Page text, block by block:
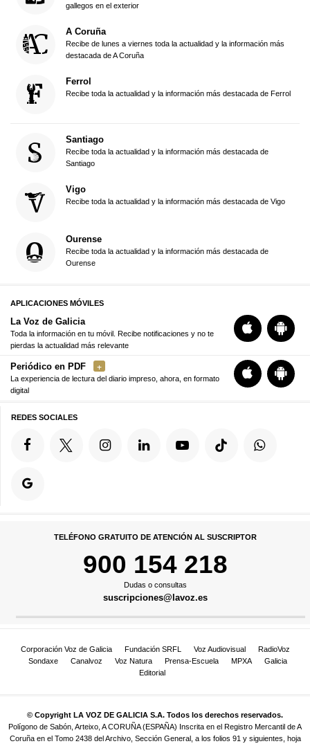
gallegos en el exterior
A Coruña
Recibe de lunes a viernes toda la actualidad y la información más
destacada de A Coruña
Ferrol
Recibe toda la actualidad y la información más destacada de Ferrol
Santiago
Recibe toda la actualidad y la información más destacada de
Santiago
Vigo
Recibe toda la actualidad y la información más destacada de Vigo
Ourense
Recibe toda la actualidad y la información más destacada de
Ourense
APLICACIONES MÓVILES
La Voz de Galicia
Toda la información en tu móvil. Recibe notificaciones y no te
pierdas la actualidad más relevante
Periódico en PDF
La experiencia de lectura del diario impreso, ahora, en formato
digital
REDES SOCIALES
TELÉFONO GRATUITO DE ATENCIÓN AL SUSCRIPTOR
900 154 218
Dudas o consultas
suscripciones@lavoz.es
Corporación Voz de Galicia Fundación SRFL Voz Audiovisual
RadioVoz
Sondaxe
Canalvoz Voz Natura Prensa-Escuela MPXA
Galicia
Editorial
© Copyright LA VOZ DE GALICIA S.A. Todos los derechos reservados.
Polígono de Sabón, Arteixo, A CORUÑA (ESPAÑA) Inscrita en el Registro Mercantil de A
Coruña en el Tomo 2438 del Archivo, Sección General, a los folios 91 y siguientes, hoja